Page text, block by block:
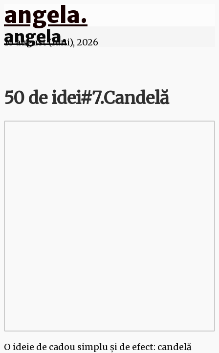
angela.
10 august (luni), 2026
angela.
50 de idei#7.Candelă
O ideie de cadou simplu și de efect: candelă